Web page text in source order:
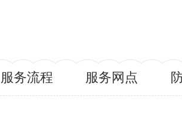
服务流程 服务网点